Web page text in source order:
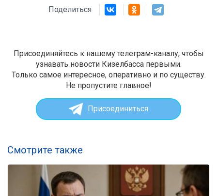
Поделиться
Присоединяйтесь к нашему телеграм-каналу, чтобы
узнавать новости Кизелбасса первыми.
Только самое интересное, оперативно и по существу.
Не пропустите главное!
Присоединиться
Смотрите также